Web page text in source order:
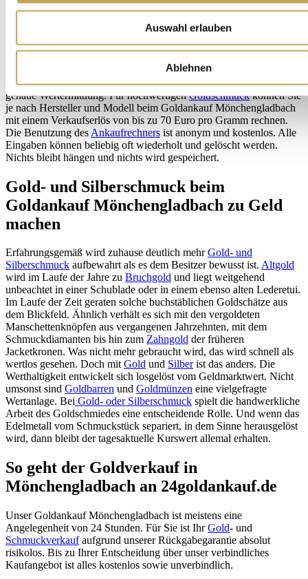
Auswahl erlauben
Ablehnen
Legierungender vier EdelmetalleGold,Silber, Palladium und Platin
berechnen. Nach Eingabe des Gewichtes in Gramm wird der auf
ausgewiesene Kurs angezeigt. Er deckt sich
weitgehend mit dem aktuellen Tageskurs an der internationalen
separat ausgewiesen. Der jeweils angezeigte Ankaufpreis ist noch
kein verbindliches Kaufangebot, sondern eine erste, allerdings recht
genaue Wertermittlung. Für hochwertigenGoldschmuckkönnen Sie
je nach Hersteller und Modell beim Goldankauf Mönchengladbach
mit einem Verkaufserlös von bis zu 70 Euro pro Gramm rechnen.
Die Benutzung des Ankaufrechners ist anonym und kostenlos. Alle
Eingaben können beliebig oft wiederholt und gelöscht werden.
Nichts bleibt hängen und nichts wird gespeichert.
Gold- und Silberschmuck beim
Goldankauf Mönchengladbach zu Geld
machen
Erfahrungsgemäß wird zuhause deutlich mehrGold- und
Silberschmuck aufbewahrt als es dem Besitzer bewusst ist. Altgold
wird im Laufe der Jahre zu Bruchgold und liegt weitgehend
unbeachtet in einer Schublade oder in einem ebenso alten Lederetui.
Im Laufe der Zeit geraten solche buchstäblichen Goldschätze aus
dem Blickfeld. Ähnlich verhält es sich mit den vergoldeten
Manschettenknöpfen aus vergangenen Jahrzehnten, mit dem
Schmuckdiamanten bis hin zum Zahngold der früheren
Jacketkronen. Was nicht mehr gebraucht wird, das wird schnell als
wertlos gesehen. Doch mitGold und Silberist das anders. Die
Werthaltigkeit entwickelt sich losgelöst vom Geldmarktwert. Nicht
umsonst sind Goldbarren und Goldmünzen eine vielgefragte
Wertanlage. Bei Gold- oder Silberschmuck spielt die handwerkliche
Arbeit des Goldschmiedes eine entscheidende Rolle. Und wenn das
Edelmetall vom Schmuckstück separiert, in dem Sinne herausgelöst
wird, dann bleibt der tagesaktuelle Kurswert allemal erhalten.
So geht der Goldverkauf in
Mönchengladbach an 24goldankauf.de
Unser Goldankauf Mönchengladbach ist meistens eine
Angelegenheit von 24 Stunden. Für Sie ist IhrGold- und
Schmuckverkaufaufgrund unserer Rückgabegarantie absolut
risikolos. Bis zu Ihrer Entscheidung über unser verbindliches
Kaufangebot ist alles kostenlos sowie unverbindlich.